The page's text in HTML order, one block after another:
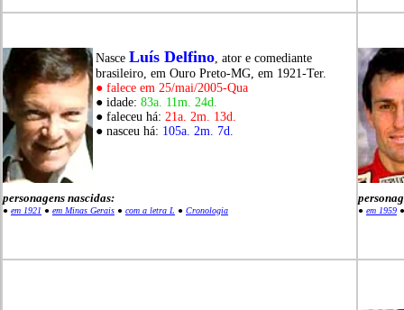
Nasce Luís Delfino, ator e comediante
brasileiro, em Ouro Preto-MG, em 1921-Ter.
● falece em 25/mai/2005-Qua
● idade: 83a. 11m. 24d.
● faleceu há: 21a. 2m. 13d.
● nasceu há: 105a. 2m. 7d.
personagens nascidas:
● em 1921 ● em Minas Gerais ● com a letra L ● Cronologia ● em 1959